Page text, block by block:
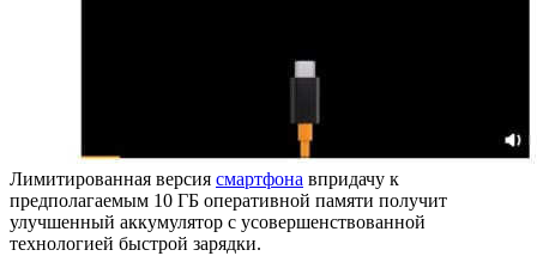
Лимитированная версия смартфона впридачу к
предполагаемым 10 ГБ оперативной памяти получит
улучшенный аккумулятор с усовершенствованной
технологией быстрой зарядки.